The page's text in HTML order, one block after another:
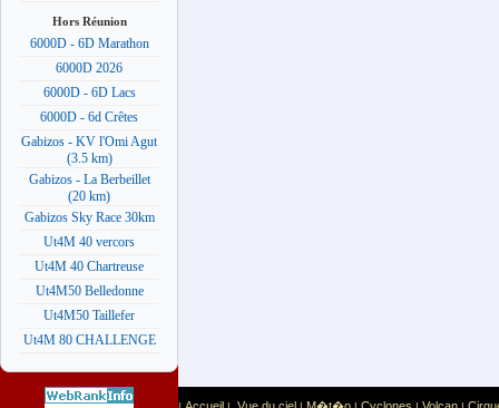
Hors Réunion
6000D - 6D Marathon
6000D 2026
6000D - 6D Lacs
6000D - 6d Crêtes
Gabizos - KV l'Omi Agut
(3.5 km)
Gabizos - La Berbeillet
(20 km)
Gabizos Sky Race 30km
Ut4M 40 vercors
Ut4M 40 Chartreuse
Ut4M50 Belledonne
Ut4M50 Taillefer
Ut4M 80 CHALLENGE